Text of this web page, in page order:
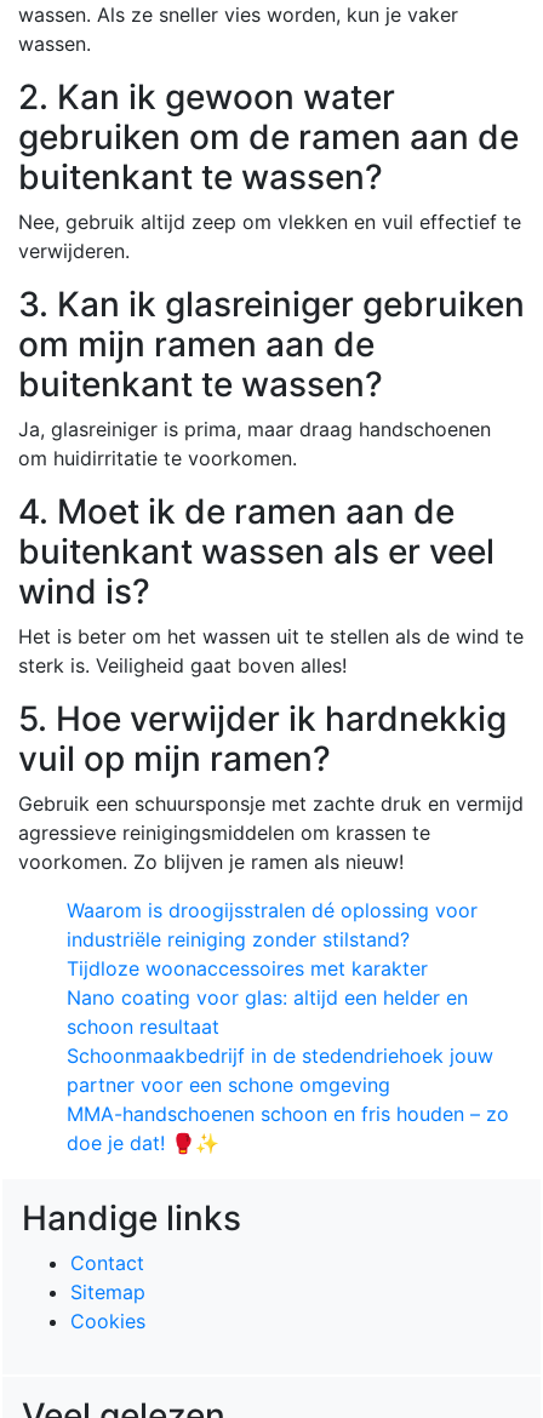
wassen. Als ze sneller vies worden, kun je vaker
wassen.
2. Kan ik gewoon water
gebruiken om de ramen aan de
buitenkant te wassen?
Nee, gebruik altijd zeep om vlekken en vuil effectief te
verwijderen.
3. Kan ik glasreiniger gebruiken
om mijn ramen aan de
buitenkant te wassen?
Ja, glasreiniger is prima, maar draag handschoenen
om huidirritatie te voorkomen.
4. Moet ik de ramen aan de
buitenkant wassen als er veel
wind is?
Het is beter om het wassen uit te stellen als de wind te
sterk is. Veiligheid gaat boven alles!
5. Hoe verwijder ik hardnekkig
vuil op mijn ramen?
Gebruik een schuursponsje met zachte druk en vermijd
agressieve reinigingsmiddelen om krassen te
voorkomen. Zo blijven je ramen als nieuw!
Waarom is droogijsstralen dé oplossing voor
industriële reiniging zonder stilstand?
Tijdloze woonaccessoires met karakter
Nano coating voor glas: altijd een helder en
schoon resultaat
Schoonmaakbedrijf in de stedendriehoek jouw
partner voor een schone omgeving
MMA-handschoenen schoon en fris houden – zo
doe je dat! 🥊✨
Handige links
Contact
Sitemap
Cookies